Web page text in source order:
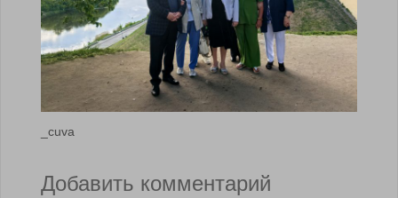
_cuva
Добавить комментарий